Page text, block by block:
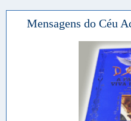
Mensagens do Céu